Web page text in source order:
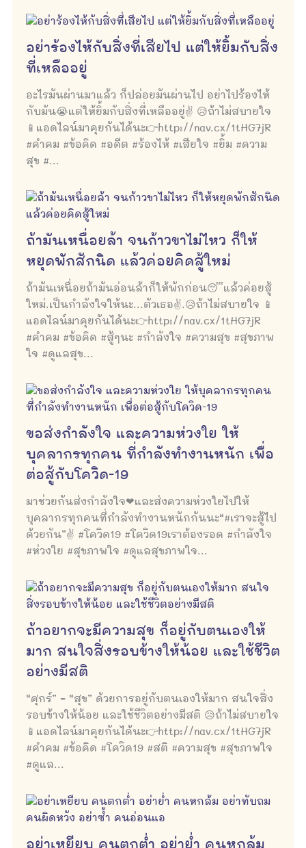
อย่าร้องไห้กับสิ่งที่เสียไป แต่ให้ยิ้มกับสิ่ง
ที่เหลืออยู่
อะไรมันผ่านมาแล้ว ก็ปล่อยมันผ่านไป อย่าไปร้องไห้
กับมัน😭แต่ให้ยิ้มกับสิ่งที่เหลืออยู่✌ 😥ถ้าไม่สบายใจ
📱แอดไลน์มาคุยกันได้นะ👉http://nav.cx/1tHG7jR
#คำคม #ข้อคิด #อดีต #ร้องไห้ #เสียใจ #ยิ้ม #ความ
สุข #...
ถ้ามันเหนื่อยล้า จนก้าวขาไม่ไหว ก็ให้
หยุดพักสักนิด แล้วค่อยคิดสู้ใหม่
ถ้ามันเหนื่อยถ้ามันอ่อนล้าก็ให้พักก่อน😴แล้วค่อยสู้
ใหม่.เป็นกำลังใจให้นะ...ตัวเธอ✌.😥ถ้าไม่สบายใจ 📱
แอดไลน์มาคุยกันได้นะ👉http://nav.cx/1tHG7jR
#คำคม #ข้อคิด #สู้ๆนะ #กำลังใจ #ความสุข #สุขภาพ
ใจ #ดูแลสุข...
ขอส่งกำลังใจ และความห่วงใย ให้
บุคลากรทุกคน ที่กำลังทำงานหนัก เพื่อ
ต่อสู้กับโควิด-19
มาช่วยกันส่งกำลังใจ❤และส่งความห่วงใยไปให้
บุคลากรทุกคนที่กำลังทำงานหนักกันนะ“#เราจะสู้ไป
ด้วยกัน”✌ #โควิด19 #โควิด19เราต้องรอด #กำลังใจ
#ห่วงใย #สุขภาพใจ #ดูแลสุขภาพใจ...
ถ้าอยากจะมีความสุข ก็อยู่กับตนเองให้
มาก สนใจสิ่งรอบข้างให้น้อย และใช้ชีวิต
อย่างมีสติ
“ศุกร์” = “สุข” ด้วยการอยู่กับตนเองให้มาก สนใจสิ่ง
รอบข้างให้น้อย และใช้ชีวิตอย่างมีสติ 😥ถ้าไม่สบายใจ
📱แอดไลน์มาคุยกันได้นะ👉http://nav.cx/1tHG7jR
#คำคม #ข้อคิด #โควิด19 #สติ #ความสุข #สุขภาพใจ
#ดูแล...
อย่าเหยียบ คนตกต่ำ อย่าย่ำ คนหกล้ม